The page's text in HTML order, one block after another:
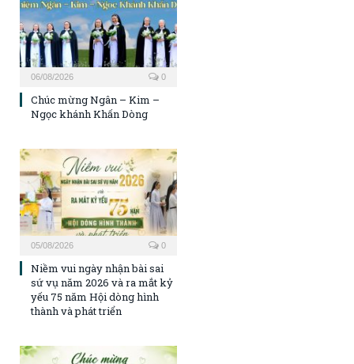
06/08/2026 0
Chúc mừng Ngân – Kim –
Ngọc khánh Khấn Dòng
05/08/2026 0
Niềm vui ngày nhận bài sai
sứ vụ năm 2026 và ra mắt kỷ
yếu 75 năm Hội dòng hình
thành và phát triển